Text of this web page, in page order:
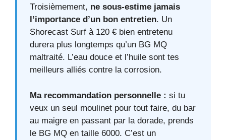
Troisièmement, ne sous-estime jamais
l’importance d’un bon entretien. Un
Shorecast Surf à 120 € bien entretenu
durera plus longtemps qu’un BG MQ
maltraité. L’eau douce et l’huile sont tes
meilleurs alliés contre la corrosion.
Ma recommandation personnelle : si tu
veux un seul moulinet pour tout faire, du bar
au maigre en passant par la dorade, prends
le BG MQ en taille 6000. C’est un